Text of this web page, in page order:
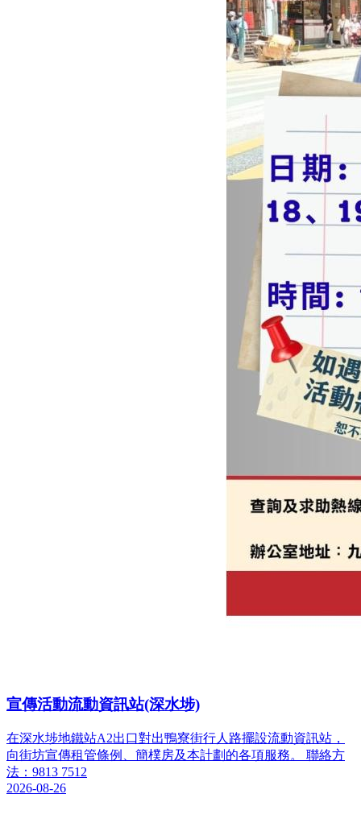
宣傳活動流動資訊站(深水埗)
在深水埗地鐵站A2出口對出鴨寮街行人路擺設流動資訊站，
向街坊宣傳租管條例、簡樸房及本計劃的各項服務。 聯絡方
法：9813 7512
2026-08-26